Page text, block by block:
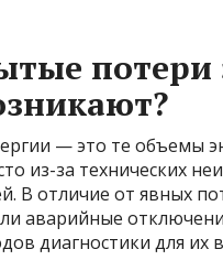
потери
— это те объемы
из-за технических
В отличие от явных
аварийные
диагностики для их